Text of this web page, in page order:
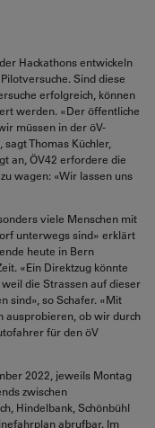
Hackathons entwickeln
Sind diese
erfolgreich, können
werden. «Der öffentliche
müssen in der öV-
Thomas Küchler,
an, ÖV42 erfordere die
wagen: «Wir lassen uns
viele Menschen mit
unterwegs sind» erklärt
heute in Bern
«Ein Direktzug könnte
die Strassen auf dieser
sind», so Schafer. «Mit
ausprobieren, ob wir durch
für den öV
2022, jeweils Montag
zwischen
Hindelbank, Schönbühl
abrufbar. Im